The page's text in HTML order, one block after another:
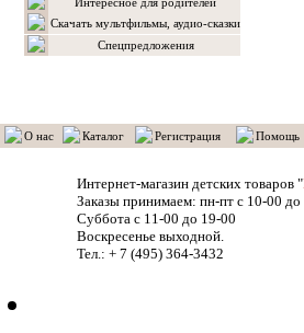
Скачать мультфильмы, аудио-сказки
Спецпредложения
О нас Каталог Регистрация Помощь
Интернет-магазин детских товаров "
Заказы принимаем: пн-пт с 10-00 до
Суббота с 11-00 до 19-00
Воскресенье выходной.
Тел.: + 7 (495) 364-3432